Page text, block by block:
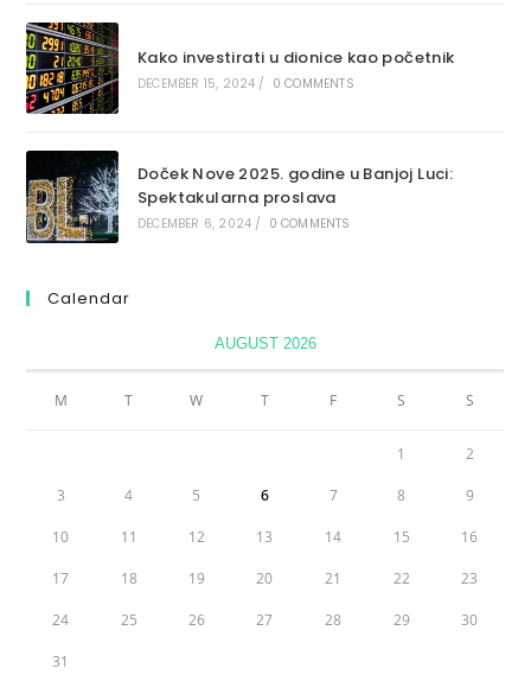
Kako investirati u dionice kao početnik
DECEMBER 15, 2024 / 0 COMMENTS
Doček Nove 2025. godine u Banjoj Luci:
Spektakularna proslava
DECEMBER 6, 2024 / 0 COMMENTS
Calendar
AUGUST 2026
M T W T F S S
1 2
3 4 5 6 7 8 9
10 11 12 13 14 15 16
17 18 19 20 21 22 23
24 25 26 27 28 29 30
31